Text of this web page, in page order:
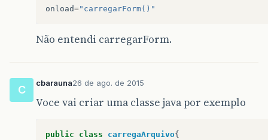
onload="carregarForm()"
Não entendi carregarForm.
C
cbarauna26 de ago. de 2015
Voce vai criar uma classe java por exemplo
public class carregaArquivo{